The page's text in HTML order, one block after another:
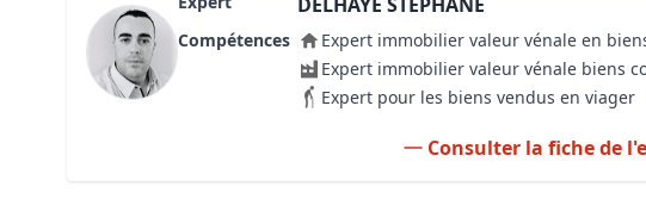
Compétences
Expert immobilier valeur vénale en
Expert immobilier valeur vénale biens
Expert pour les biens vendus en viager
Consulter la fiche de